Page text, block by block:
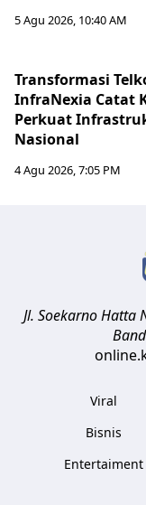
5 Agu 2026, 10:40 AM
Transformasi
InfraNexia Catat
Perkuat
Nasional
4 Agu 2026, 7:05 PM
Jl. Soekarno Hatta
Viral
Bisnis
Entertaiment